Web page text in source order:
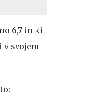
6,7 in ki
v svojem